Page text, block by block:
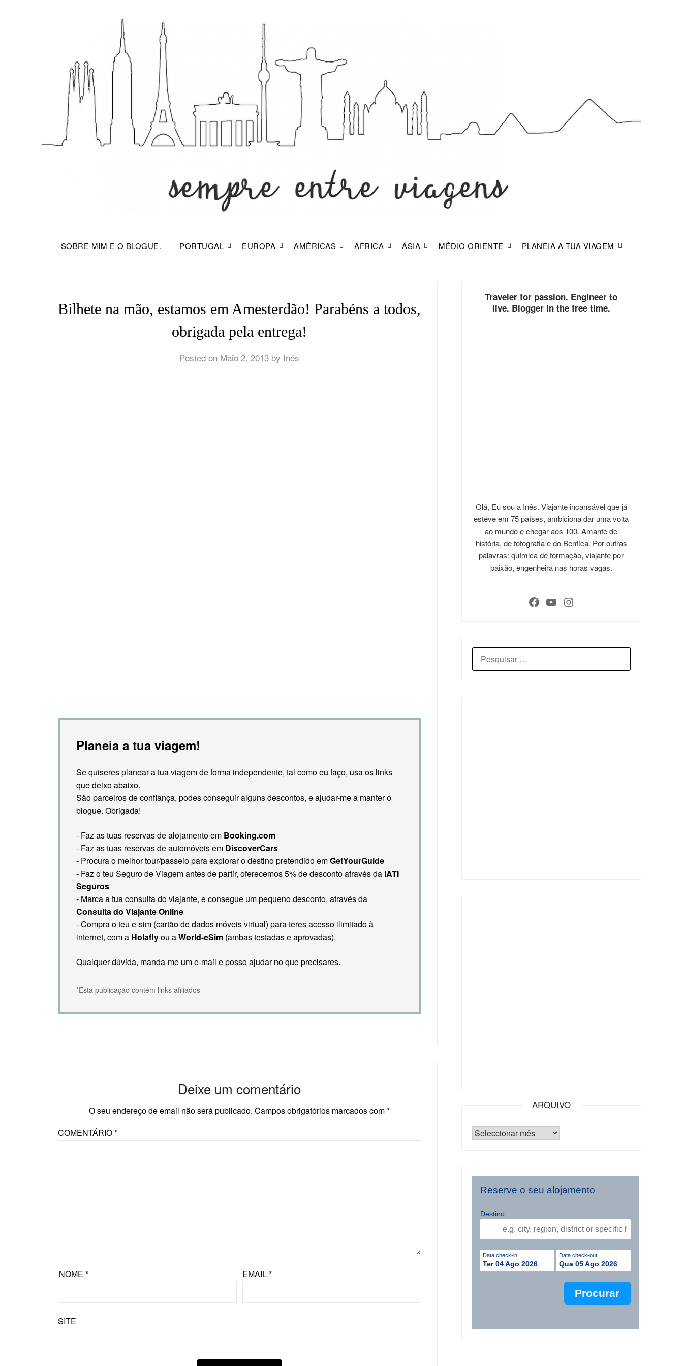
SOBRE MIM E O BLOGUE. PORTUGAL EUROPA AMÉRICAS ÁFRICA ÁSIA MÉDIO ORIENTE PLANEIA A TUA VIAGEM
Bilhete na mão, estamos em Amesterdão! Parabéns a todos,
obrigada pela entrega!
Posted on Maio 2, 2013 by Inês
Planeia a tua viagem!
Se quiseres planear a tua viagem de forma independente, tal como eu faço, usa os links
que deixo abaixo.
São parceiros de confiança, podes conseguir alguns descontos, e ajudar-me a manter o
blogue. Obrigada!
- Faz as tuas reservas de alojamento em Booking.com
- Faz as tuas reservas de automóveis em DiscoverCars
- Procura o melhor tour/passeio para explorar o destino pretendido emGetYourGuide
- Faz o teu Seguro de Viagem antes de partir, oferecemos 5% de desconto através da IATI
Seguros
- Marca a tua consulta do viajante, e consegue um pequeno desconto, através da
Consulta do Viajante Online
- Compra o teu e-sim (cartão de dados móveis virtual) para teres acesso ilimitado à
internet, com a Holaflyou aWorld-eSim (ambas testadas e aprovadas).
Qualquer dúvida, manda-me um e-mail e posso ajudar no que precisares.
*Esta publicação contém links afiliados
Deixe um comentário
O seu endereço de email não será publicado. Campos obrigatórios marcados com*
COMENTÁRIO*
NOME * EMAIL*
SITE
Traveler for passion. Engineer to
live. Blogger in the free time.
Olá, Eu sou a Inês. Viajante incansável que já
esteve em 75 países, ambiciona dar uma volta
ao mundo e chegar aos 100. Amante de
história, de fotografia e do Benfica. Por outras
palavras: química de formação, viajante por
paixão, engenheira nas horas vagas.
ARQUIVO
Reserve o seu alojamento
Destino
Data check-in
Ter 04 Ago 2026
Data check-out
Qua 05 Ago 2026